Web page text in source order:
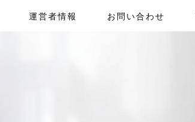
運営者情報 お問い合わせ